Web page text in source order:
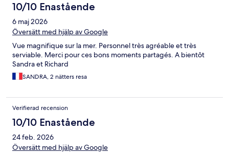
10/10 Enastående
6 maj 2026
Översätt med hjälp av Google
Vue magnifique sur la mer. Personnel très agréable et très
serviable. Merci pour ces bons moments partagés. A bientôt
Sandra et Richard
SANDRA, 2 nätters resa
Verifierad recension
10/10 Enastående
24 feb. 2026
Översätt med hjälp av Google